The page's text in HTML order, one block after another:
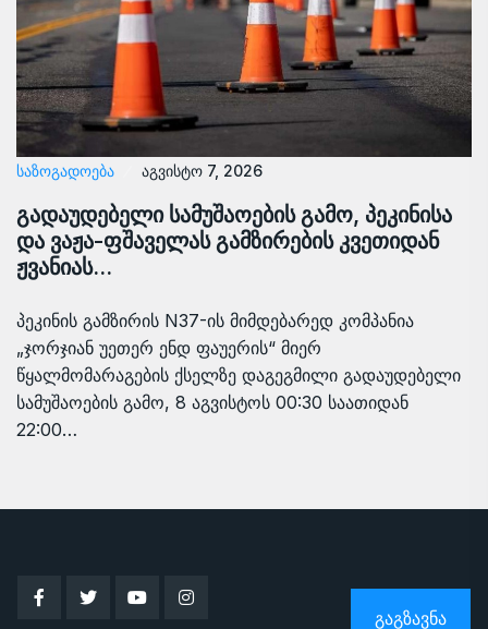
ᲡᲐᲖᲝᲒᲐᲓᲝᲔᲑᲐ აგვისტო 7, 2026
გადაუდებელი სამუშაოების გამო, პეკინისა
და ვაჟა-ფშაველას გამზირების კვეთიდან
ჟვანიას…
პეკინის გამზირის N37-ის მიმდებარედ კომპანია
„ჯორჯიან უეთერ ენდ ფაუერის“ მიერ
წყალმომარაგების ქსელზე დაგეგმილი გადაუდებელი
სამუშაოების გამო, 8 აგვისტოს 00:30 საათიდან
22:00…
ᲒᲐᲒᲖᲐᲕᲜᲐ